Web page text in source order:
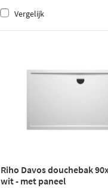
Vergelijk
Riho Davos douchebak
wit - met paneel